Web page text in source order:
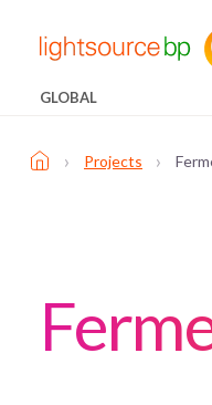
GLOBAL
› Projects ›